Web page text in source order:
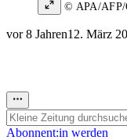
© APA/
vor 8 Jahren12. März
Abonnent:in werden